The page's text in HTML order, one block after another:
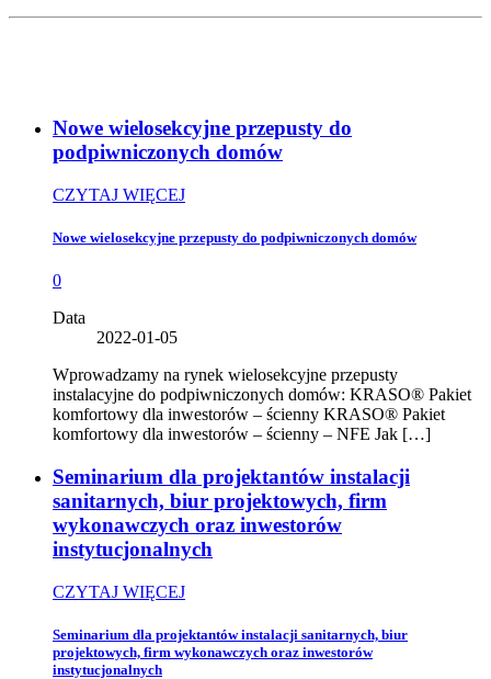
Nowe wielosekcyjne przepusty do
podpiwniczonych domów
CZYTAJ WIĘCEJ
Nowe wielosekcyjne przepusty do podpiwniczonych domów
0
Data
2022-01-05
Wprowadzamy na rynek wielosekcyjne przepusty
instalacyjne do podpiwniczonych domów: KRASO® Pakiet
komfortowy dla inwestorów – ścienny KRASO® Pakiet
komfortowy dla inwestorów – ścienny – NFE Jak […]
Seminarium dla projektantów instalacji
sanitarnych, biur projektowych, firm
wykonawczych oraz inwestorów
instytucjonalnych
CZYTAJ WIĘCEJ
Seminarium dla projektantów instalacji sanitarnych, biur
projektowych, firm wykonawczych oraz inwestorów
instytucjonalnych